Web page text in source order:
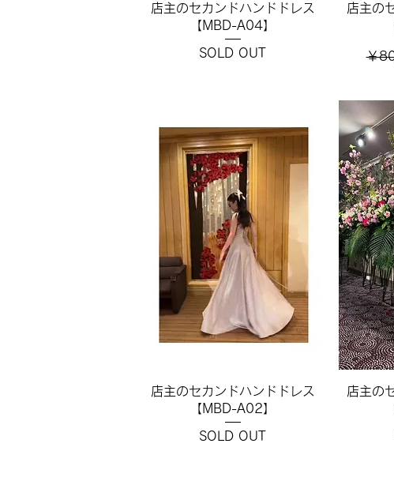
クイックビュー
店主のセカンドハンドドレス
【MBD-A04】
SOLD OUT
店主の
通常
￥
クイックビュー
店主のセカンドハンドドレス
【MBD-A02】
SOLD OUT
店主の